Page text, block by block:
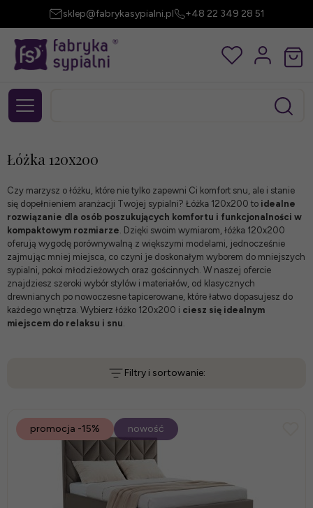
sklep@fabrykasypialni.pl +48 22 349 28 51
Łóżka 120x200
Czy marzysz o łóżku, które nie tylko zapewni Ci komfort snu, ale i stanie
się dopełnieniem aranżacji Twojej sypialni? Łóżka 120x200 to idealne
rozwiązanie dla osób poszukujących komfortu i funkcjonalności w
kompaktowym rozmiarze. Dzięki swoim wymiarom, łóżka 120x200
oferują wygodę porównywalną z większymi modelami, jednocześnie
zajmując mniej miejsca, co czyni je doskonałym wyborem do mniejszych
sypialni, pokoi młodzieżowych oraz gościnnych. W naszej ofercie
znajdziesz szeroki wybór stylów i materiałów, od klasycznych
drewnianych po nowoczesne tapicerowane, które łatwo dopasujesz do
każdego wnętrza. Wybierz łóżko 120x200 i ciesz się idealnym
miejscem do relaksu i snu.
Filtry i sortowanie:
promocja -15% nowość